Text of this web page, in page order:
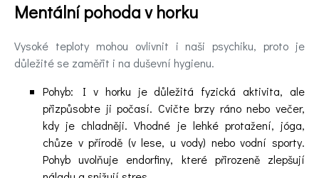
Mentální pohoda v horku
Vysoké teploty mohou ovlivnit i naši psychiku, proto je
důležité se zaměřit i na duševní hygienu.
Pohyb: I v horku je důležitá fyzická aktivita, ale
přizpůsobte ji počasí. Cvičte brzy ráno nebo večer,
kdy je chladněji. Vhodné je lehké protažení, jóga,
chůze v přírodě (v lese, u vody) nebo vodní sporty.
Pohyb uvolňuje endorfiny, které přirozeně zlepšují